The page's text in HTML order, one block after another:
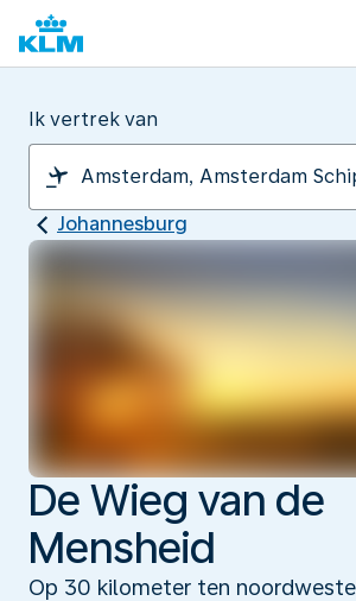
Ik vertrek van
Johannesburg
De Wieg van de
Mensheid‬
Op 30 kilometer ten